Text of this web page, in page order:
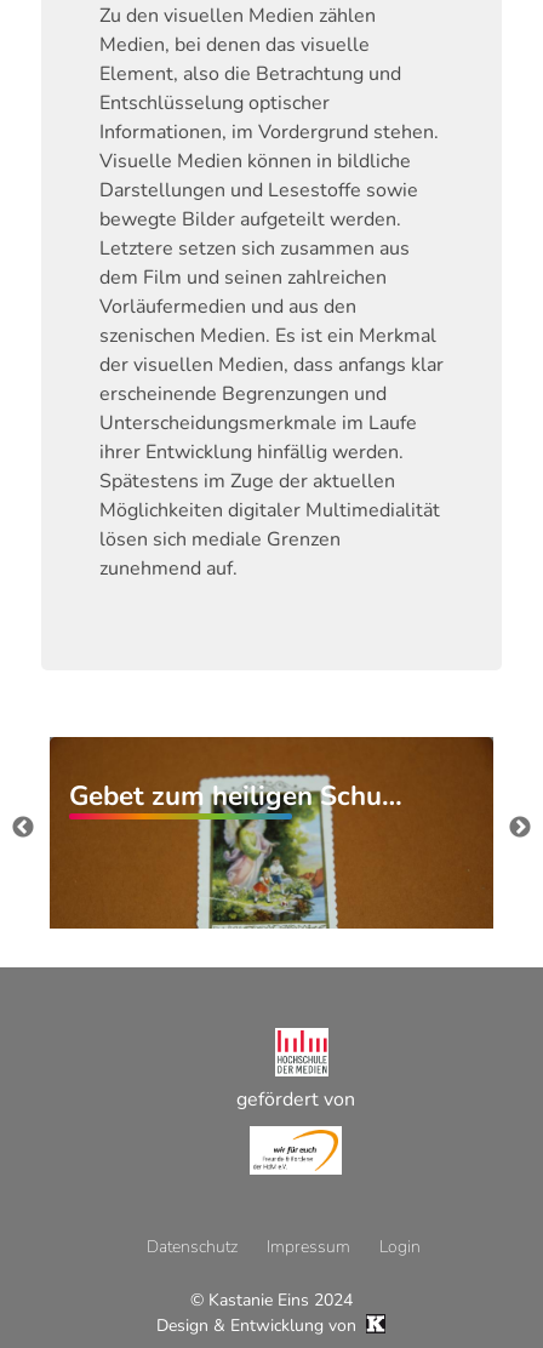
Zu den visuellen Medien zählen
Medien, bei denen das visuelle
Element, also die Betrachtung und
Entschlüsselung optischer
Informationen, im Vordergrund stehen.
Visuelle Medien können in bildliche
Darstellungen und Lesestoffe sowie
bewegte Bilder aufgeteilt werden.
Letztere setzen sich zusammen aus
dem Film und seinen zahlreichen
Vorläufermedien und aus den
szenischen Medien. Es ist ein Merkmal
der visuellen Medien, dass anfangs klar
erscheinende Begrenzungen und
Unterscheidungsmerkmale im Laufe
ihrer Entwicklung hinfällig werden.
Spätestens im Zuge der aktuellen
Möglichkeiten digitaler Multimedialität
lösen sich mediale Grenzen
zunehmend auf.
Gebet zum heiligen Schu…
gefördert von
Datenschutz Impressum Login
© Kastanie Eins 2024
Design & Entwicklung von